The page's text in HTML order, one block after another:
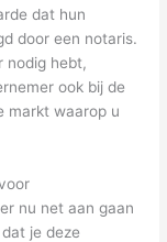
dat hun
door een notaris.
nodig hebt,
ook bij de
markt waarop u
nu net aan gaan
je deze